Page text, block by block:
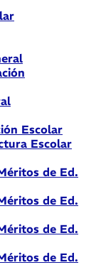
Escolar
Escolar
de Ed.
de Ed.
de Ed.
de Ed.